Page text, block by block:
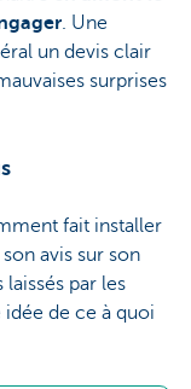
. Une
un devis clair
surprises
fait installer
avis sur son
par les
de ce à quoi